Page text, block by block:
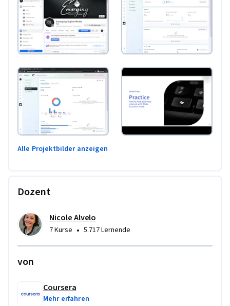
Alle Projektbilder anzeigen
Dozent
Nicole Alvelo
7 Kurse • 5.717 Lernende
von
Coursera
Mehr erfahren